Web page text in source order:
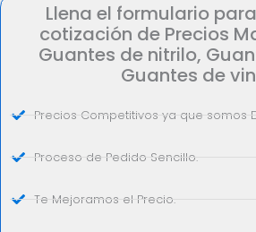
Llena el formulario
cotización de Precios
Guantes de nitrilo,
Guantes de
Precios Competitivos ya que somos
Proceso de Pedido Sencillo.
Te Mejoramos el Precio.